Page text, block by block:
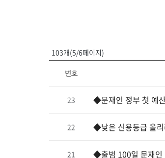
103개(5/6페이지)
번호
23 ◆문재인 정부 첫 예
22 ◆낮은 신용등급 올
21 ◆출범 100일 문재인